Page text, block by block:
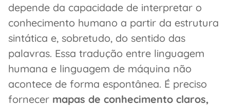
depende da capacidade de interpretar o
conhecimento humano a partir da estrutura
sintática e, sobretudo, do sentido das
palavras. Essa tradução entre linguagem
humana e linguagem de máquina não
acontece de forma espontânea. É preciso
fornecer mapas de conhecimento claros,